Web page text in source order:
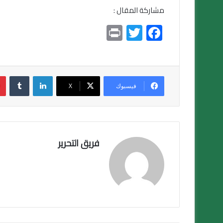
مشاركة المقال :
F
ac
e
b
o
ok
T
wi
tt
er
t
فيسبوك X
لينكدإن
فريق التحرير